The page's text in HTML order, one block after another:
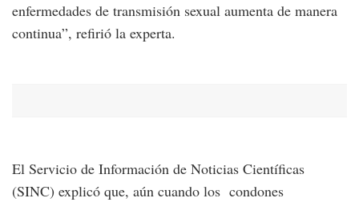
enfermedades de transmisión sexual aumenta de manera
continua”, refirió la experta.
El Servicio de Información de Noticias Científicas
(SINC) explicó que, aún cuando los condones